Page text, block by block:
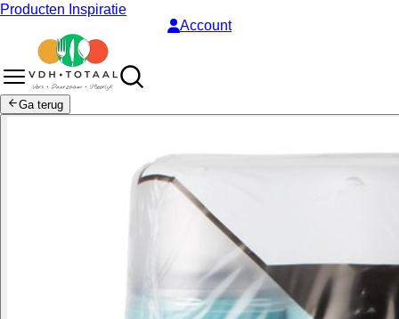
Producten Inspiratie
Account
Ga terug